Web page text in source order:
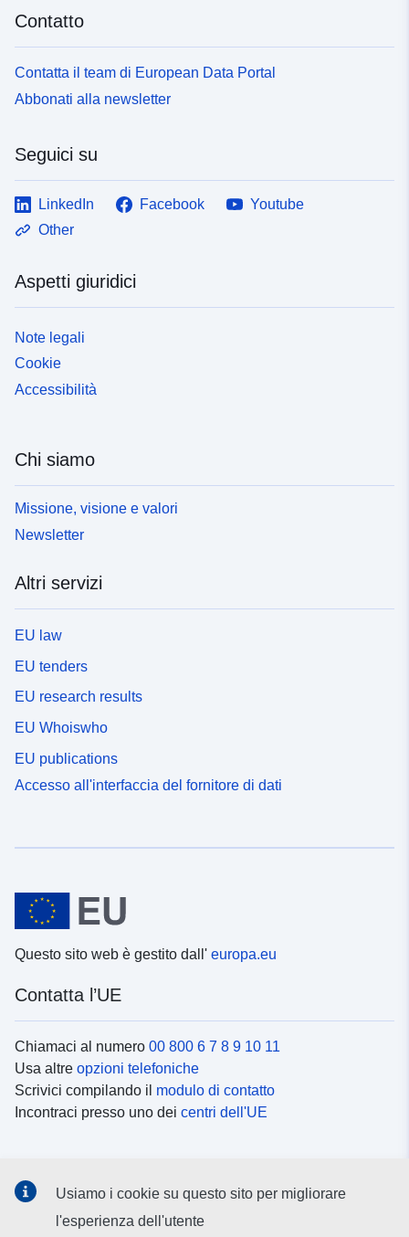
Contatto
Contatta il team di European Data Portal
Abbonati alla newsletter
Seguici su
LinkedIn Facebook
Youtube
Other
Aspetti giuridici
Note legali
Cookie
Accessibilità
Chi siamo
Missione, visione e valori
Newsletter
Altri servizi
EU law
EU tenders
EU research results
EU Whoiswho
EU publications
Accesso all'interfaccia del fornitore di dati
Questo sito web è gestito dall' europa.eu
Contatta l’UE
Chiamaci al numero 00 800 6 7 8 9 10 11
Usa altre opzioni telefoniche
Scrivici compilando il modulo di contatto
Incontraci presso uno dei centri dell'UE
Cerca icanali social
Usiamo i cookie su questo sito per migliorare
l'esperienza dell'utente